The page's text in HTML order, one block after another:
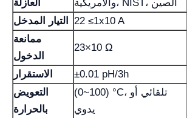
العازلة
والأمريكية، NIST، الصين
التيار المدخل
22 ≤1x10 A
ممانعة
الدخول
23×10 Ω
الاستقرار
±0.01 pH/3h
التعويض
بالحرارة
(0~100) °C، تلقائي أو
يدوي